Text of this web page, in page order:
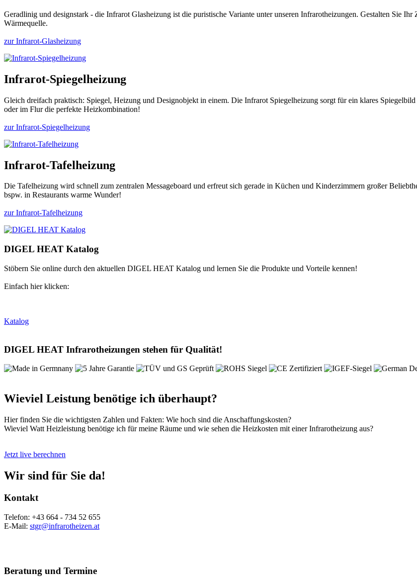
Geradlinig und designstark - die Infrarot Glasheizung ist die puristische Variante unter unseren Infrarotheizungen. Gestalten Sie
Wärmequelle.
zur Infrarot-Glasheizung
Infrarot-Spiegelheizung
Gleich dreifach praktisch: Spiegel, Heizung und Designobjekt in einem. Die Infrarot Spiegelheizung sorgt für ein klares
oder im Flur die perfekte Heizkombination!
zur Infrarot-Spiegelheizung
Infrarot-Tafelheizung
Die Tafelheizung wird schnell zum zentralen Messageboard und erfreut sich gerade in Küchen und Kinderzimmern großer
bspw. in Restaurants warme Wunder!
zur Infrarot-Tafelheizung
DIGEL HEAT Katalog
Stöbern Sie online durch den aktuellen DIGEL HEAT Katalog und lernen Sie die Produkte und Vorteile kennen!
Einfach hier klicken:
Katalog
DIGEL HEAT Infrarotheizungen stehen für Qualität!
Wieviel Leistung benötige ich überhaupt?
Hier finden Sie die wichtigsten Zahlen und Fakten: Wie hoch sind die Anschaffungskosten?
Wieviel Watt Heizleistung benötige ich für meine Räume und wie sehen die Heizkosten mit einer Infrarotheizung aus?
Jetzt live berechnen
Wir sind für Sie da!
Kontakt
Telefon: +43 664 - 734 52 655
E-Mail: stgr@infrarotheizen.at
Beratung und Termine